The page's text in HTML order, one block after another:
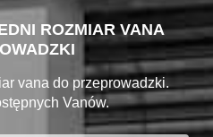
ROZMIAR VANA
vana do przeprowadzki.
Vanów.